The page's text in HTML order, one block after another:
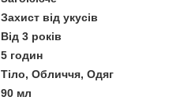
Захист від укусів
Від 3 років
5 годин
Тіло, Обличчя, Одяг
90 мл